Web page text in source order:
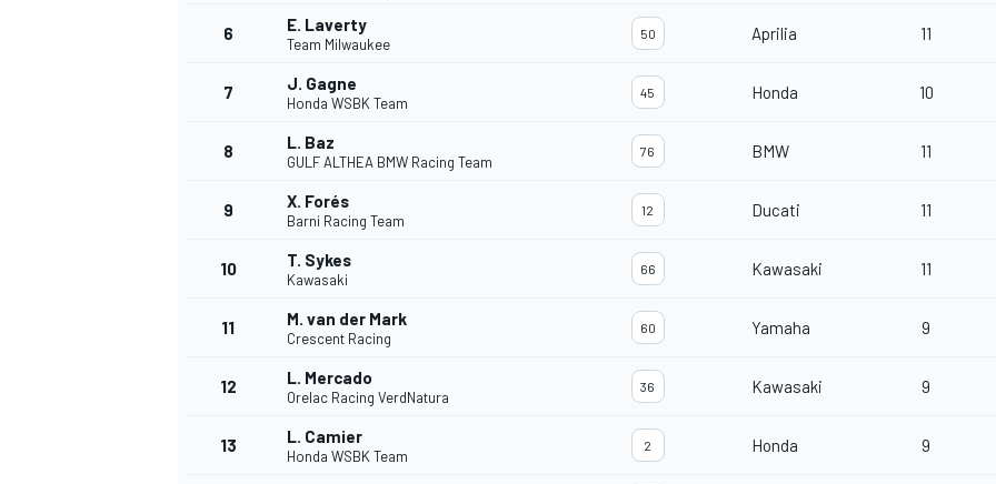
6 E. Laverty
Team Milwaukee
50 Aprilia 11
7 J. Gagne
Honda WSBK Team
45 Honda 10
8 L. Baz
GULF ALTHEA BMW Racing Team
76 BMW 11
9 X. Forés
Barni Racing Team
12 Ducati 11
10 T. Sykes
Kawasaki
66 Kawasaki 11
11 M. van der Mark
Crescent Racing
60 Yamaha 9
12 L. Mercado
Orelac Racing VerdNatura
36 Kawasaki 9
13 L. Camier
Honda WSBK Team
2 Honda 9